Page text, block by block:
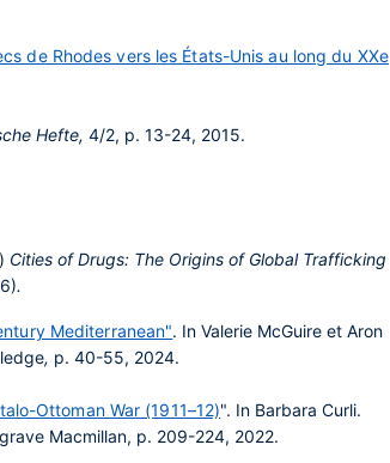
de Rhodes vers les États-Unis au long du XXe
Hefte, 4/2, p. 13-24, 2015.
Cities of Drugs: The Origins of Global Trafficking
.
Mediterranean". In Valerie McGuire et Aron
, p. 40-55, 2024.
Ottoman War (1911–12)". In Barbara Curli.
Macmillan, p. 209-224, 2022.